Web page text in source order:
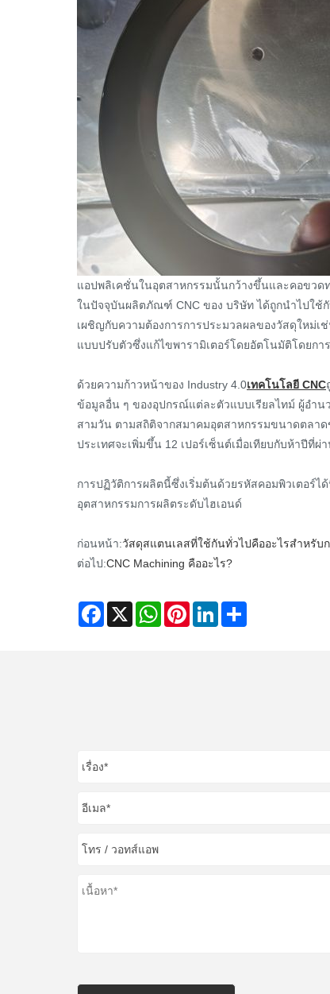
แอปพลิเคชั่นในอุตสาหกรรมนั้นกว้างขึ้นและคอขวด
ในปัจจุบันผลิตภัณฑ์ CNC ของ บริษัท ได้ถูกนำไปใช้กั
เผชิญกับความต้องการการประมวลผลของวัสดุใหม่
แบบปรับตัวซึ่งแก้ไขพารามิเตอร์โดยอัตโนมัติโดยก
ด้วยความก้าวหน้าของ Industry 4.0เทคโนโลยี CNC
ข้อมูลอื่น ๆ ของอุปกรณ์แต่ละตัวแบบเรียลไทม์ ผู้อำน
สามวัน ตามสถิติจากสมาคมอุตสาหกรรมขนาดตลาด
ประเทศจะเพิ่มขึ้น 12 เปอร์เซ็นต์เมื่อเทียบกับห้าปีที่ผ่
การปฏิวัติการผลิตนี้ซึ่งเริ่มต้นด้วยรหัสคอมพิวเตอร์
อุตสาหกรรมการผลิตระดับไฮเอนด์
ก่อนหน้า:วัสดุสแตนเลสที่ใช้กันทั่วไปคืออะไรสำหรับ
ต่อไป:CNC Machining คืออะไร?
Facebook
X WhatsAppPinterestLinkedIn